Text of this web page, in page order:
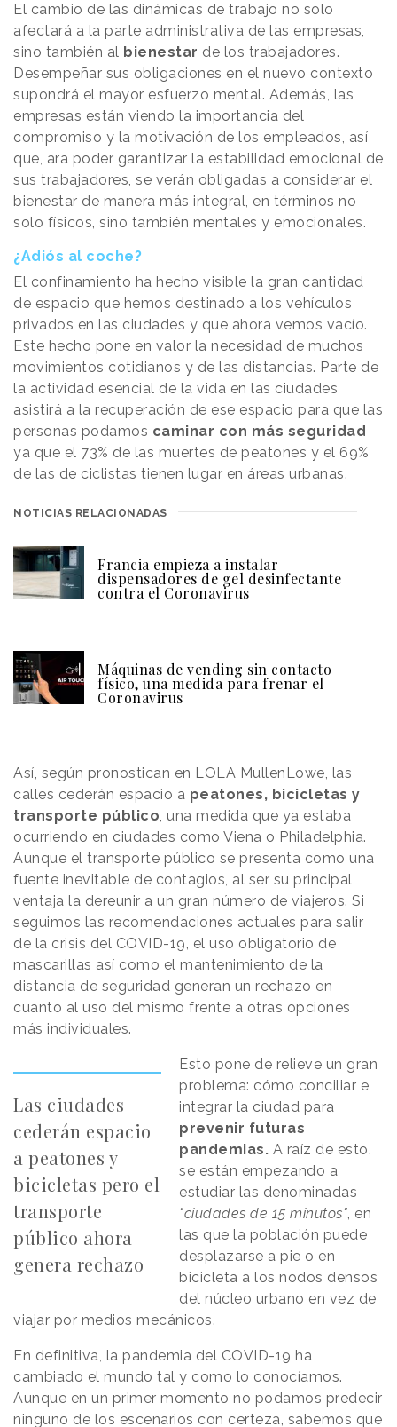
El cambio de las dinámicas de trabajo no solo
afectará a la parte administrativa de las empresas,
sino también al bienestar de los trabajadores.
Desempeñar sus obligaciones en el nuevo contexto
supondrá el mayor esfuerzo mental. Además, las
empresas están viendo la importancia del
compromiso y la motivación de los empleados, así
que, ara poder garantizar la estabilidad emocional de
sus trabajadores, se verán obligadas a considerar el
bienestar de manera más integral, en términos no
solo físicos, sino también mentales y emocionales.
¿Adiós al coche?
El confinamiento ha hecho visible la gran cantidad
de espacio que hemos destinado a los vehículos
privados en las ciudades y que ahora vemos vacío.
Este hecho pone en valor la necesidad de muchos
movimientos cotidianos y de las distancias. Parte de
la actividad esencial de la vida en las ciudades
asistirá a la recuperación de ese espacio para que las
personas podamos caminar con más seguridad
ya que el 73% de las muertes de peatones y el 69%
de las de ciclistas tienen lugar en áreas urbanas.
NOTICIAS RELACIONADAS
Francia empieza a instalar
dispensadores de gel desinfectante
contra el Coronavirus
Máquinas de vending sin contacto
físico, una medida para frenar el
Coronavirus
Así, según pronostican en LOLA MullenLowe, las
calles cederán espacio a peatones, bicicletas y
transporte público, una medida que ya estaba
ocurriendo en ciudades como Viena o Philadelphia.
Aunque el transporte público se presenta como una
fuente inevitable de contagios, al ser su principal
ventaja la dereunir a un gran número de viajeros. Si
seguimos las recomendaciones actuales para salir
de la crisis del COVID-19, el uso obligatorio de
mascarillas así como el mantenimiento de la
distancia de seguridad generan un rechazo en
cuanto al uso del mismo frente a otras opciones
más individuales.
Las ciudades
cederán espacio
a peatones y
bicicletas pero el
transporte
público ahora
genera rechazo
Esto pone de relieve un gran
problema: cómo conciliar e
integrar la ciudad para
prevenir futuras
pandemias. A raíz de esto,
se están empezando a
estudiar las denominadas
"ciudades de 15 minutos", en
las que la población puede
desplazarse a pie o en
bicicleta a los nodos densos
del núcleo urbano en vez de
viajar por medios mecánicos.
En definitiva, la pandemia del COVID-19 ha
cambiado el mundo tal y como lo conocíamos.
Aunque en un primer momento no podamos predecir
ninguno de los escenarios con certeza, sabemos que